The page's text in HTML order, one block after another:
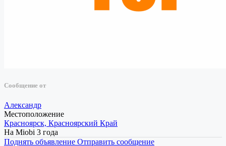
Сообщение от
Александр
Местоположение
Красноярск, Красноярский Край
На Miobi 3 года
Поднять объявление Отправить сообщение